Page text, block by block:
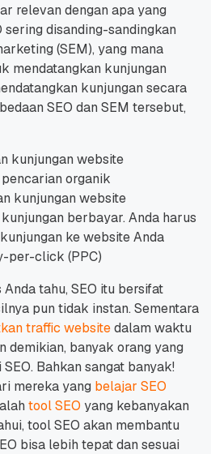
relevan dengan apa yang
sering disanding-sandingkan
(SEM), yang mana
mendatangkan kunjungan
kunjungan secara
SEO dan SEM tersebut,
kunjungan website
organik
kunjungan website
berbayar. Anda harus
ke website Anda
per-click (PPC)
tahu, SEO itu bersifat
pun tidak instan. Sementara
traffic websitedalam waktu
demikian, banyak orang yang
Bahkan sangat banyak!
mereka yang belajar SEO
tool SEO yang kebanyakan
tool SEO akan membantu
bisa lebih tepat dan sesuai